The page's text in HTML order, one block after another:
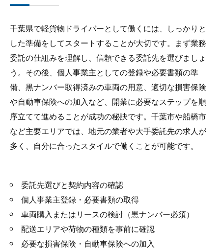
千葉県で軽貨物ドライバーとして働くには、しっかりと
した準備をしてスタートすることが大切です。まず業務
委託の仕組みを理解し、信頼できる委託先を選びましょ
う。その後、個人事業主としての登録や必要書類の準
備、黒ナンバー取得済みの車両の用意、適切な損害保険
や自動車保険への加入など、開業に必要なステップを順
序立てて進めることが成功の秘訣です。千葉市や船橋市
など主要エリアでは、地元の業者や大手委託先の求人が
多く、自分に合ったスタイルで働くことが可能です。
委託先選びと契約内容の確認
個人事業主登録・必要書類の取得
車両購入またはリースの検討（黒ナンバー必須）
配送エリアや荷物の種類を事前に確認
必要な損害保険・自動車保険への加入